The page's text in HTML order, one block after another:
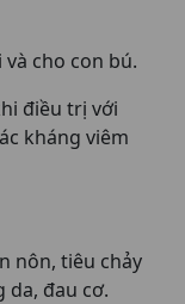
cho con bú.
điều trị với
kháng viêm
nôn, tiêu chảy
da, đau cơ.